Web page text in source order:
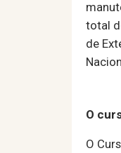
total
de
O
O